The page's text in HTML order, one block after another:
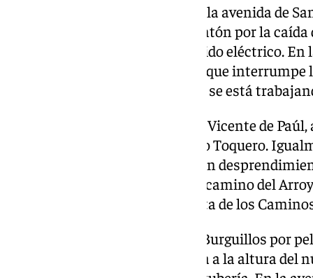
Por su parte, en la zona este, en la avenida de
en el acceso a Pinares de San Antón por la
dimensiones que afecta al tendido eléctrico. En
producido un desprendimiento que
Los Coliches, en cuyo arreglo ya se está
Las calles Ramos Carrión y San Vicente de
circulación a la altura del arroyo Toquero.
Gibralfaro ha sido cortado por un
desprendimiento de piedras en camino del
cerrar el acceso desde calle Junta de los
También se ha cortado la calle Burguillos por
La calle La Maltesa está cortada a la altura del